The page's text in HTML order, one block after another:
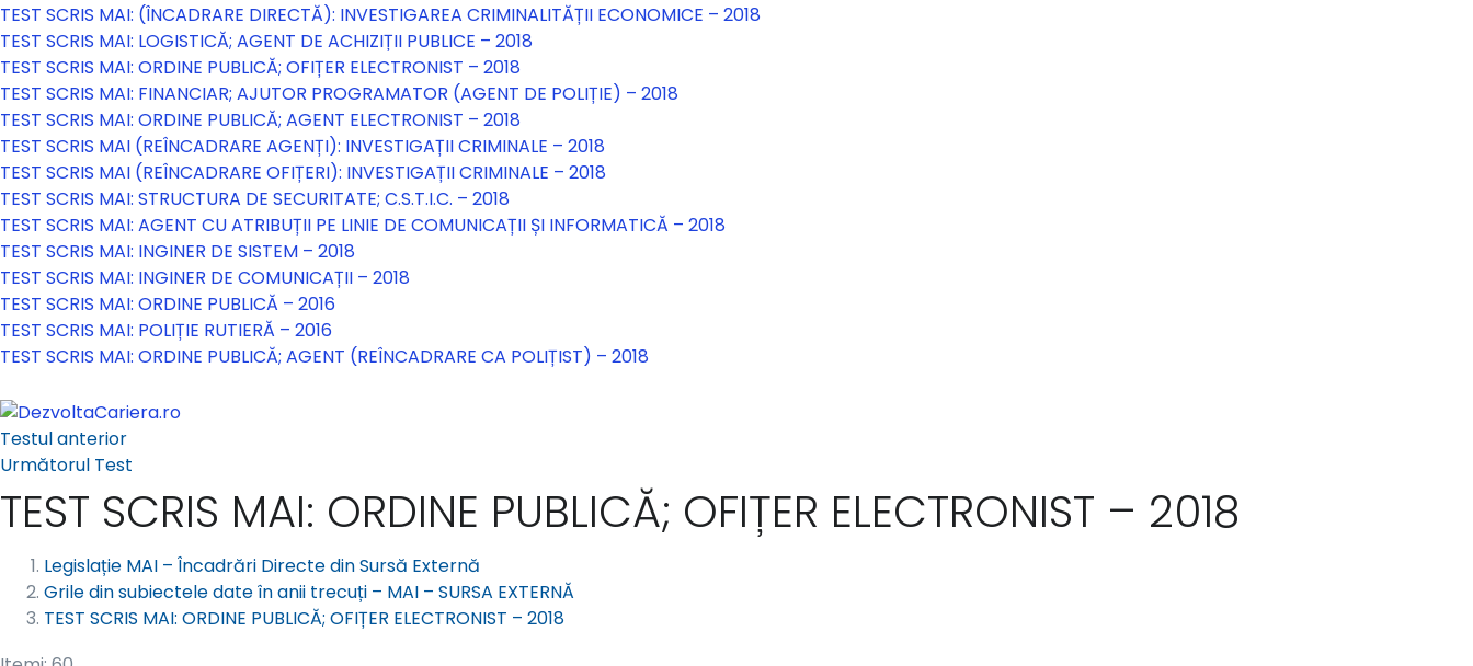
TEST SCRIS MAI: (ÎNCADRARE DIRECTĂ): INVESTIGAREA CRIMINALITĂȚII ECONOMICE – 2018
TEST SCRIS MAI: LOGISTICĂ; AGENT DE ACHIZIȚII PUBLICE – 2018
TEST SCRIS MAI: ORDINE PUBLICĂ; OFIȚER ELECTRONIST – 2018
TEST SCRIS MAI: FINANCIAR; AJUTOR PROGRAMATOR (AGENT DE POLIȚIE) – 2018
TEST SCRIS MAI: ORDINE PUBLICĂ; AGENT ELECTRONIST – 2018
TEST SCRIS MAI (REÎNCADRARE AGENȚI): INVESTIGAȚII CRIMINALE – 2018
TEST SCRIS MAI (REÎNCADRARE OFIȚERI): INVESTIGAȚII CRIMINALE – 2018
TEST SCRIS MAI: STRUCTURA DE SECURITATE; C.S.T.I.C. – 2018
TEST SCRIS MAI: AGENT CU ATRIBUȚII PE LINIE DE COMUNICAȚII ȘI INFORMATICĂ – 2018
TEST SCRIS MAI: INGINER DE SISTEM – 2018
TEST SCRIS MAI: INGINER DE COMUNICAȚII – 2018
TEST SCRIS MAI: ORDINE PUBLICĂ – 2016
TEST SCRIS MAI: POLIȚIE RUTIERĂ – 2016
TEST SCRIS MAI: ORDINE PUBLICĂ; AGENT (REÎNCADRARE CA POLIȚIST) – 2018
Testul anterior
Următorul Test
TEST SCRIS MAI: ORDINE PUBLICĂ; OFIȚER ELECTRONIST – 2018
Legislație MAI – Încadrări Directe din Sursă Externă
Grile din subiectele date în anii trecuți – MAI – SURSA EXTERNĂ
TEST SCRIS MAI: ORDINE PUBLICĂ; OFIȚER ELECTRONIST – 2018